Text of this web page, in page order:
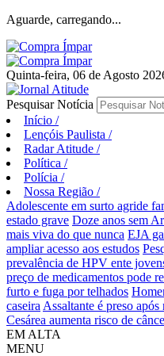
Aguarde, carregando...
Quinta-feira, 06 de Agosto
Pesquisar Notícia
Início /
Lençóis Paulista /
Radar Atitude /
Política /
Polícia /
Nossa Região /
Adolescente em surto agride
estado grave Doze anos sem
mais viva do que nunca EJA
ampliar acesso aos estudos
prevalência de HPV ente
preço de medicamentos pode
furto e fuga por telhados
caseira Assaltante é preso
Cesárea aumenta risco de
EM ALTA
MENU